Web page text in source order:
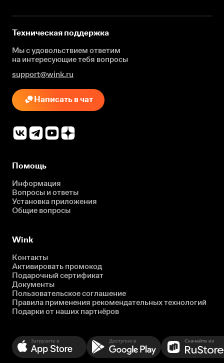
Техническая поддержка
Мы с удовольствием ответим
на интересующиетебя вопросы
support@wink.ru
Написать в чат
Помощь
Информация
Вопросы и ответы
Установка приложения
Общие вопросы
Wink
Контакты
Активировать промокод
Подарочный сертификат
Документы
Пользовательское соглашение
Правила применения рекомендательных технологий
Подарки от наших партнёров